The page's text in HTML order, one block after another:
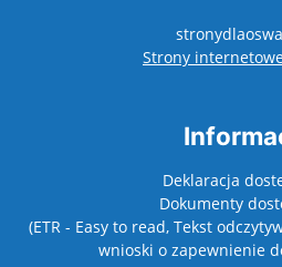
Strony
Deklaracja
Dokumenty
(ETR - Easy to read, Tekst
wnioski o zapewnienie